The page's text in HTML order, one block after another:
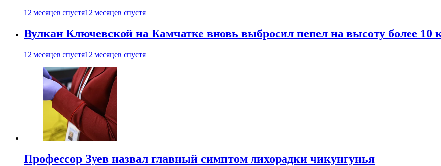
12 месяцев спустя12 месяцев спустя
Вулкан Ключевской на Камчатке вновь выбросил пепел на высоту более 10
12 месяцев спустя12 месяцев спустя
Профессор Зуев назвал главный симптом лихорадки чикунгунья